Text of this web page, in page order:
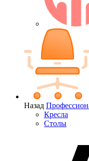
Назад
Кресла
Столы